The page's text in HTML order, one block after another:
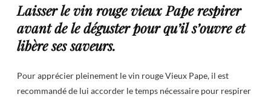
Laisser le vin rouge vieux Pape respirer
avant de le déguster pour qu’il s’ouvre et
libère ses saveurs.
Pour apprécier pleinement le vin rouge Vieux Pape, il est
recommandé de lui accorder le temps nécessaire pour respirer